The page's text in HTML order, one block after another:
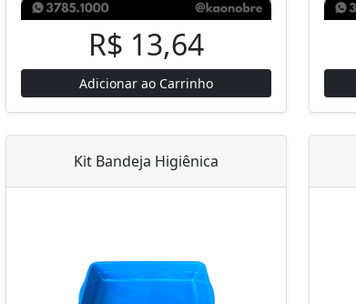
R$ 13,64
Adicionar ao Carrinho
Kit Bandeja Higiênica